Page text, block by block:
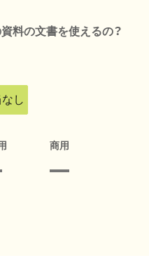
料の文書を使えるの？
し
商用